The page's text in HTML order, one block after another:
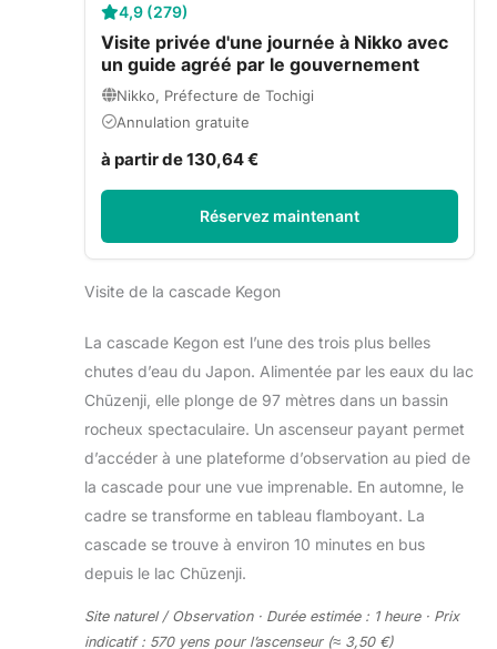
4,9 (279)
Visite privée d'une journée à Nikko avec
un guide agréé par le gouvernement
Nikko, Préfecture de Tochigi
Annulation gratuite
à partir de 130,64 €
Réservez maintenant
Visite de la cascade Kegon
La cascade Kegon est l’une des trois plus belles
chutes d’eau du Japon. Alimentée par les eaux du lac
Chūzenji, elle plonge de 97 mètres dans un bassin
rocheux spectaculaire. Un ascenseur payant permet
d’accéder à une plateforme d’observation au pied de
la cascade pour une vue imprenable. En automne, le
cadre se transforme en tableau flamboyant. La
cascade se trouve à environ 10 minutes en bus
depuis le lac Chūzenji.
Site naturel / Observation · Durée estimée : 1 heure · Prix
indicatif : 570 yens pour l’ascenseur (≈ 3,50 €)